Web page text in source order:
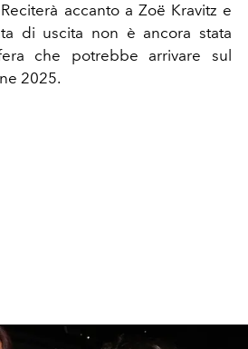
accanto a Zoë Kravitz e
di uscita non è ancora stata
che potrebbe arrivare sul
2025.